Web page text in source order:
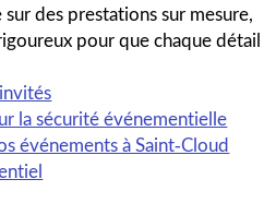
des prestations sur mesure,
pour que chaque détail
la sécurité événementielle
événements à Saint-Cloud